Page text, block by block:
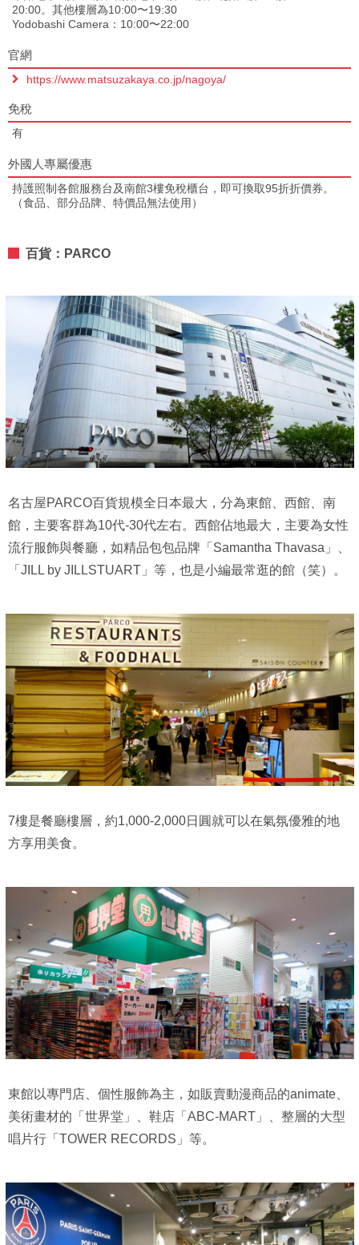
20:00。其他樓層為10:00〜19:30
Yodobashi Camera：10:00〜22:00
官網
https://www.matsuzakaya.co.jp/nagoya/
免稅
有
外國人專屬優惠
持護照制各館服務台及南館3樓免稅櫃台，即可換取95折折價券。
（食品、部分品牌、特價品無法使用）
百貨：PARCO
名古屋PARCO百貨規模全日本最大，分為東館、西館、南
館，主要客群為10代-30代左右。西館佔地最大，主要為女性
流行服飾與餐廳，如精品包包品牌「Samantha Thavasa」、
「JILL by JILLSTUART」等，也是小編最常逛的館（笑）。
7樓是餐廳樓層，約1,000-2,000日圓就可以在氣氛優雅的地
方享用美食。
東館以專門店、個性服飾為主，如販賣動漫商品的animate、
美術畫材的「世界堂」、鞋店「ABC-MART」、整層的大型
唱片行「TOWER RECORDS」等。